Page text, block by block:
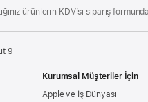
ürünlerin KDV’si sipariş
9
Kurumsal Müşteriler İçin
Apple ve İş Dünyası